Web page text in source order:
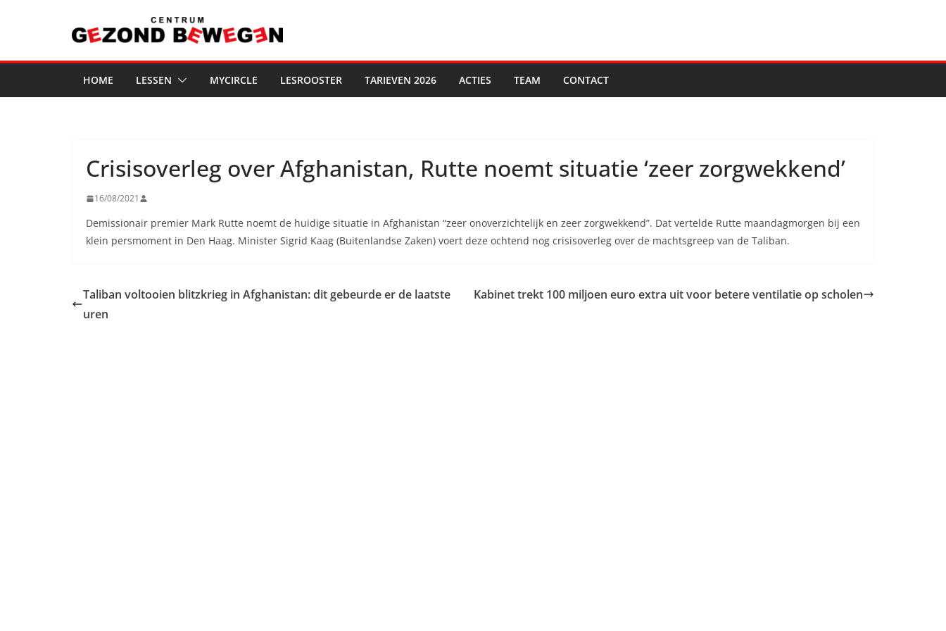
inhoud
HOME LESSEN MYCIRCLE LESROOSTER TARIEVEN 2026 ACTIES TEAM CONTACT
Crisisoverleg over Afghanistan, Rutte noemt situatie ‘zeer zorgwekkend’
16/08/2021
Demissionair premier Mark Rutte noemt de huidige situatie in Afghanistan “zeer onoverzichtelijk en zeer zorgwekkend”. Dat vertelde Rutte maandagmorgen bij een
klein persmoment in Den Haag. Minister Sigrid Kaag (Buitenlandse Zaken) voert deze ochtend nog crisisoverleg over de machtsgreep van de Taliban.
Taliban voltooien blitzkrieg in Afghanistan: dit gebeurde er de laatste
uren
Kabinet trekt 100 miljoen euro extra uit voor betere ventilatie op scholen